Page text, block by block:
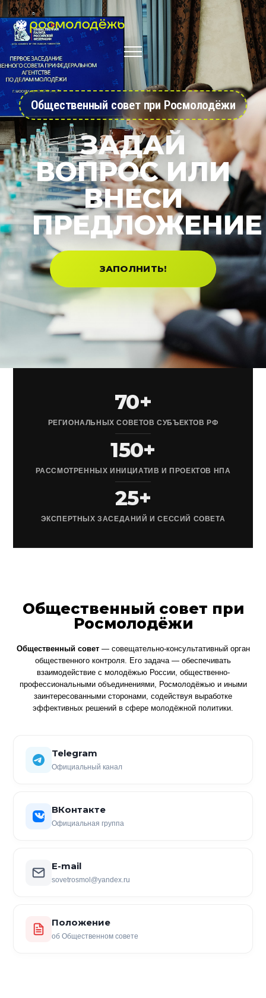
Общественный совет при Росмолодёжи
ЗАДАЙ
ВОПРОС ИЛИ
ВНЕСИ
ПРЕДЛОЖЕНИЕ
ЗАПОЛНИТЬ!
70+
РЕГИОНАЛЬНЫХ СОВЕТОВ СУБЪЕКТОВ РФ
150+
РАССМОТРЕННЫХ ИНИЦИАТИВ И ПРОЕКТОВ НПА
25+
ЭКСПЕРТНЫХ ЗАСЕДАНИЙ И СЕССИЙ СОВЕТА
Общественный совет при
Росмолодёжи
Общественный совет— совещательно-консультативный орган
общественного контроля. Его задача — обеспечивать
взаимодействие с молодёжью России, общественно-
профессиональными объединениями, Росмолодёжью и иными
заинтересованными сторонами, содействуя выработке
эффективных решений в сфере молодёжной политики.
Telegram
Официальный канал
ВКонтакте
Официальная группа
E-mail
sovetrosmol@yandex.ru
Положение
об Общественном совете